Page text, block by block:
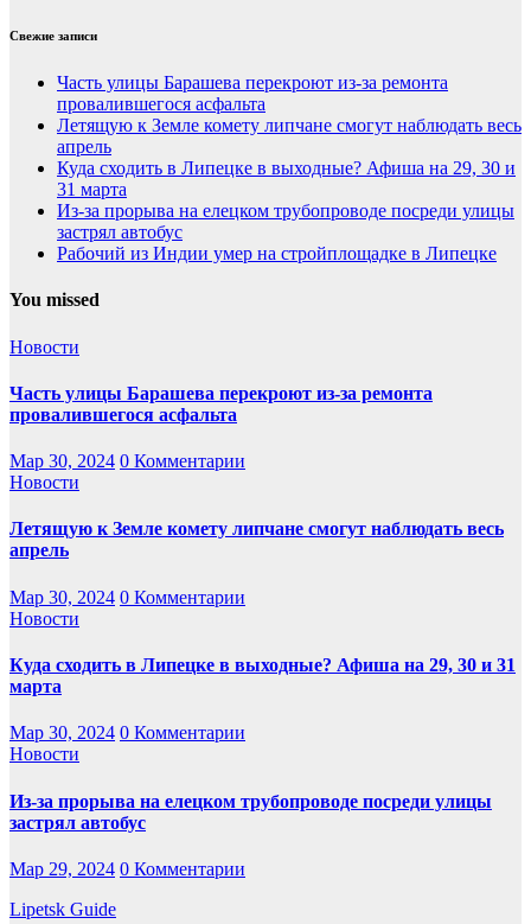
Свежие записи
Часть улицы Барашева перекроют из-за ремонта
провалившегося асфальта
Летящую к Земле комету липчане смогут наблюдать весь
апрель
Куда сходить в Липецке в выходные? Афиша на 29, 30 и
31 марта
Из-за прорыва на елецком трубопроводе посреди улицы
застрял автобус
Рабочий из Индии умер на стройплощадке в Липецке
You missed
Новости
Часть улицы Барашева перекроют из-за ремонта
провалившегося асфальта
Мар 30, 2024 0 Комментарии
Новости
Летящую к Земле комету липчане смогут наблюдать весь
апрель
Мар 30, 2024 0 Комментарии
Новости
Куда сходить в Липецке в выходные? Афиша на 29, 30 и 31
марта
Мар 30, 2024 0 Комментарии
Новости
Из-за прорыва на елецком трубопроводе посреди улицы
застрял автобус
Мар 29, 2024 0 Комментарии
Lipetsk Guide